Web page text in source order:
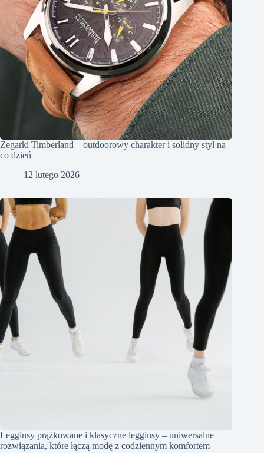
Zegarki Timberland – outdoorowy charakter i solidny styl na
co dzień
12 lutego 2026
Legginsy prążkowane i klasyczne legginsy – uniwersalne
rozwiązania, które łączą modę z codziennym komfortem